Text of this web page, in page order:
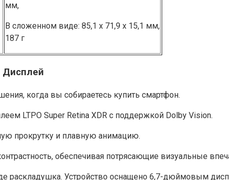
мм,
В сложенном виде: 85,1 х 71,9 х 15,1 мм,
187 г
Дисплей
когда вы собираетесь купить смартфон.
LTPO Super Retina XDR с поддержкой Dolby Vision.
прокрутку и плавную анимацию.
обеспечивая потрясающие визуальные
раскладушка. Устройство оснащено 6,7-дюймовым